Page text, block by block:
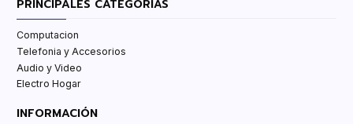
PRINCIPALES CATEGORÍAS
Computacion
Telefonia y Accesorios
Audio y Video
Electro Hogar
INFORMACIÓN